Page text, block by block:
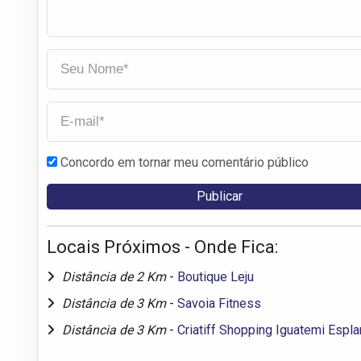
Concordo em tornar meu comentário público
Locais Próximos - Onde Fica:
Distância de 2 Km - Boutique Leju
Distância de 3 Km - Savoia Fitness
Distância de 3 Km - Criatiff Shopping Iguatemi